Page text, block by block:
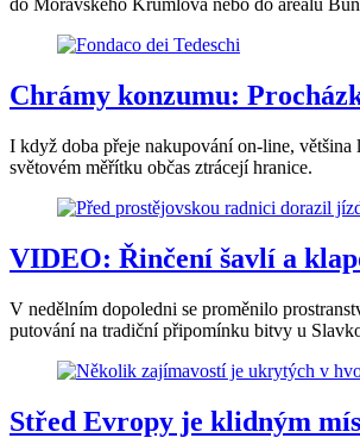
do Moravského Krumlova nebo do areálu
Chrámy konzumu:
I když doba přeje nakupování on-line,
světovém měřítku občas ztrácejí hranice.
VIDEO: Řinčení šavlí a
V nedělním dopoledni se proměnilo
putování na tradiční připomínku bitvy u
Střed Evropy je klidným